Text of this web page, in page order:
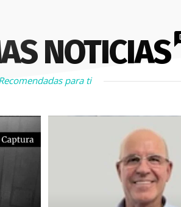
NOTICIAS
para ti